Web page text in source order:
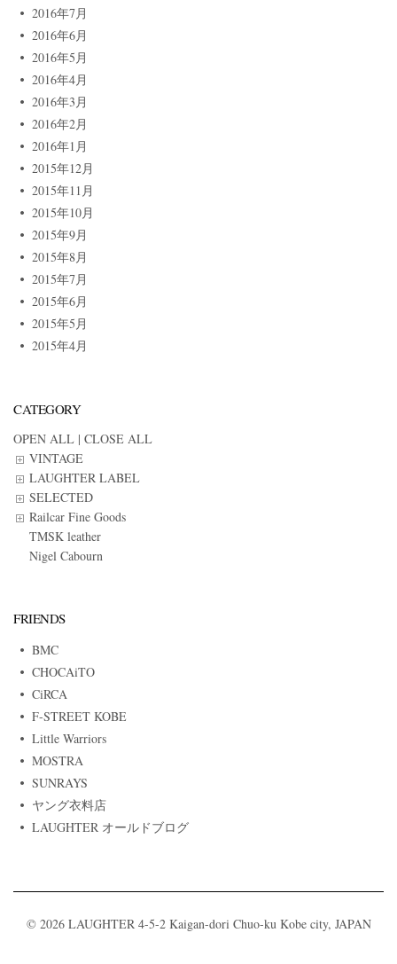
2016年7月
2016年6月
2016年5月
2016年4月
2016年3月
2016年2月
2016年1月
2015年12月
2015年11月
2015年10月
2015年9月
2015年8月
2015年7月
2015年6月
2015年5月
2015年4月
CATEGORY
OPEN ALL | CLOSE ALL
VINTAGE
LAUGHTER LABEL
SELECTED
Railcar Fine Goods
TMSK leather
Nigel Cabourn
FRIENDS
BMC
CHOCAiTO
CiRCA
F-STREET KOBE
Little Warriors
MOSTRA
SUNRAYS
ヤング衣料店
LAUGHTER オールドブログ
© 2026 LAUGHTER 4-5-2 Kaigan-dori Chuo-ku Kobe city, JAPAN